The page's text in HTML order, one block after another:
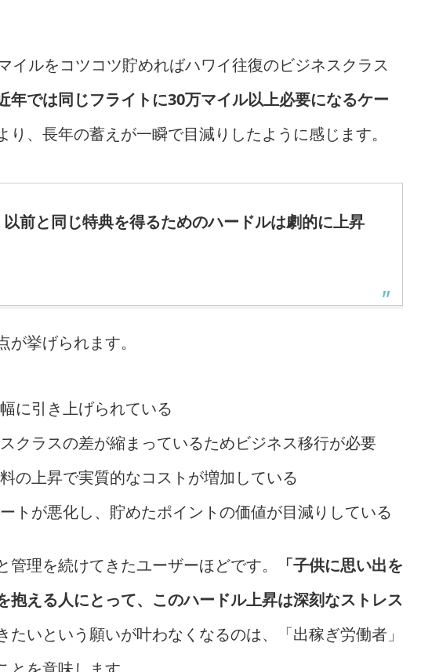
イルをコツコツ貯めればハワイ往復のビジネスクラス
年では同じフライトに30万マイル以上必要になるケー
、長年の蓄えが一瞬で目減りしたように感じます。
前と同じ特典を得るためのハードルは劇的に上昇
挙げられます。
に引き上げられている
クラスの差が縮まっているためビジネス移行が必要
の上昇で実質的なコストが増加している
トが悪化し、貯めたポイントの価値が目減りしている
理を続けてきたユーザーほどです。
「子供に思い出を
抱える人にとって、このハードル上昇は深刻なストレス
いという願いが叶わなくなるのは、「出稼ぎ労働者」